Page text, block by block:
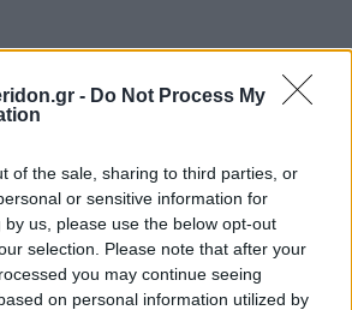
- Do Not Process My
of the sale, sharing to third parties, or
or sensitive information for
us, please use the below opt-out
selection. Please note that after your
you may continue seeing
on personal information utilized by
Επόμενη
Τύπος Θεσσαλονίκης